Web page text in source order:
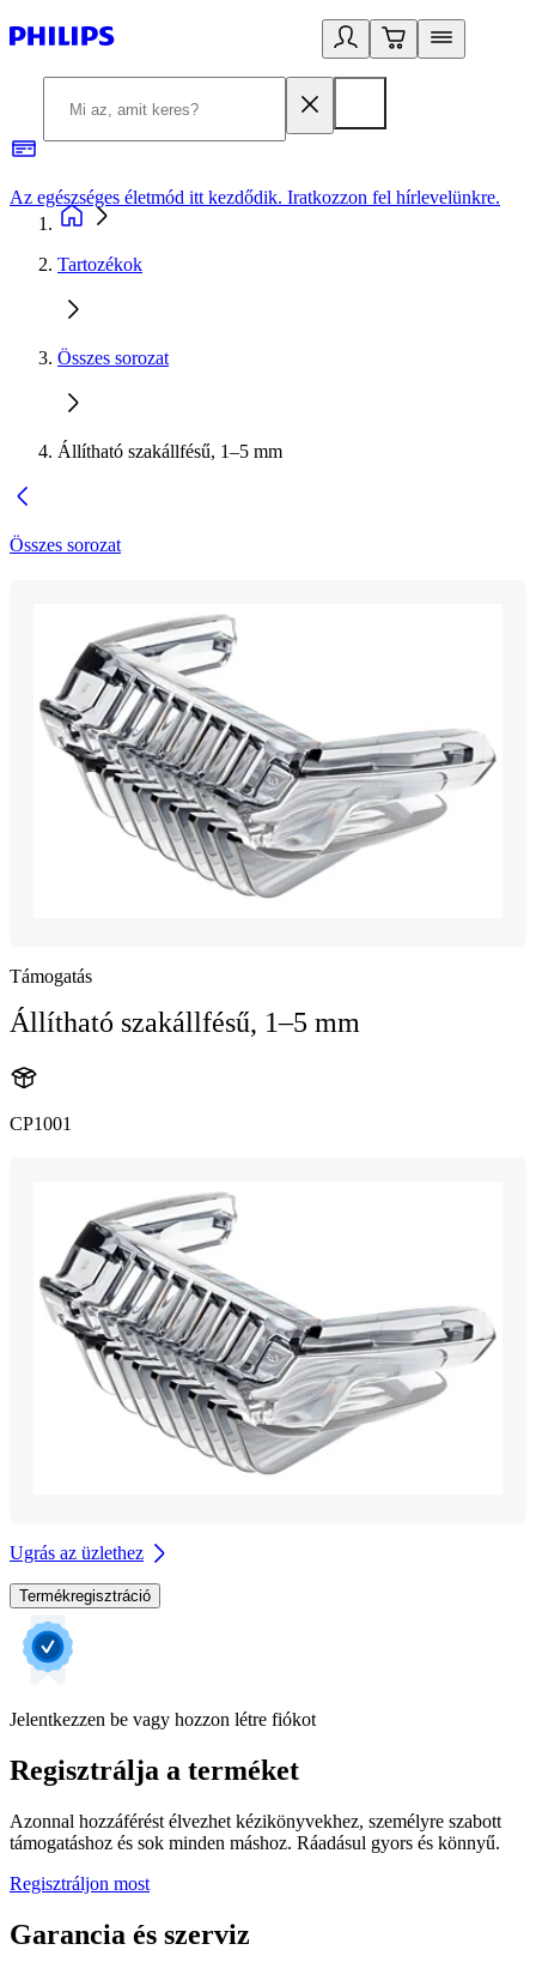
Az egészséges életmód itt kezdődik. Iratkozzon fel hírlevelünkre.
Tartozékok
Összes sorozat
Állítható szakállfésű, 1–5 mm
Összes sorozat
Támogatás
Állítható szakállfésű, 1–5 mm
CP1001
Ugrás az üzlethez
Termékregisztráció
Jelentkezzen be vagy hozzon létre fiókot
Regisztrálja a terméket
Azonnal hozzáférést élvezhet kézikönyvekhez, személyre szabott
támogatáshoz és sok minden máshoz. Ráadásul gyors és könnyű.
Regisztráljon most
Garancia és szerviz